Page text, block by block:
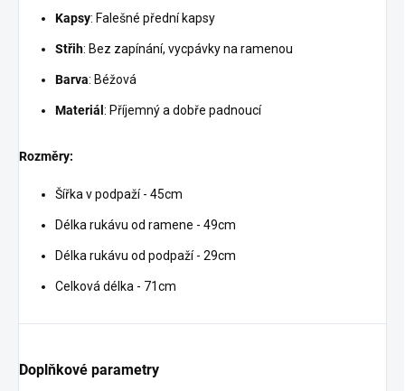
Kapsy: Falešné přední kapsy
Střih: Bez zapínání, vycpávky na ramenou
Barva: Béžová
Materiál : Příjemný a dobře padnoucí
Rozměry:
Šířka v podpaží - 45cm
Délka rukávu od ramene - 49cm
Délka rukávu od podpaží - 29cm
Celková délka - 71cm
Doplňkové parametry